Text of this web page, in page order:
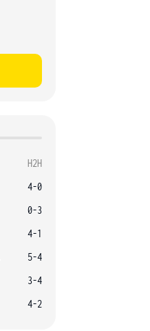
H2H
4-0
0-3
4-1
5-4
3-4
4-2